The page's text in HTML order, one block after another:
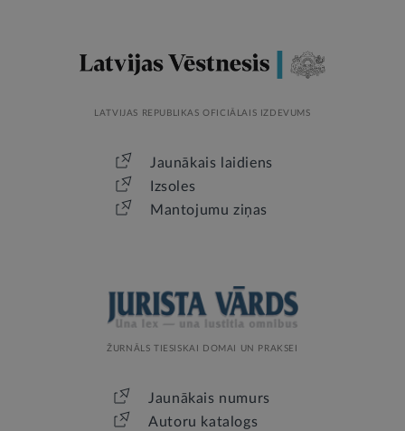
LATVIJAS REPUBLIKAS OFICIĀLAIS IZDEVUMS
Jaunākais laidiens
Izsoles
Mantojumu ziņas
ŽURNĀLS TIESISKAI DOMAI UN PRAKSEI
Jaunākais numurs
Autoru katalogs